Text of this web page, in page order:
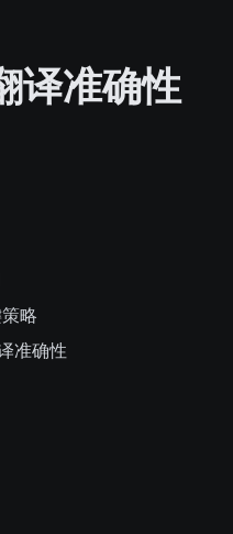
译准确性
略
准确性